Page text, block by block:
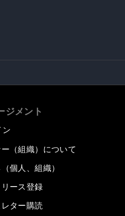
ジメント
ン
（組織）について
個人、組織）
ース登録
ター購読